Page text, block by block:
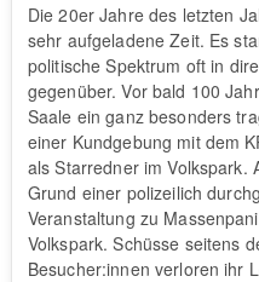
Die 20er Jahre des letzten
sehr aufgeladene Zeit. Es
politische Spektrum oft in
gegenüber. Vor bald 100
Saale ein ganz besonders
einer Kundgebung mit dem
als Starredner im Volkspark.
Grund einer polizeilich
Veranstaltung zu
Volkspark. Schüsse seitens
Besucher:innen verloren ihr